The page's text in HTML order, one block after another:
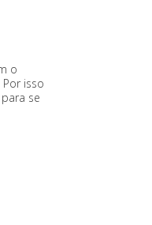
o
isso
se